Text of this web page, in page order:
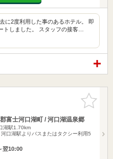
に2度利用した事のあるホテル。 即
トしました。 スタッフの接客…
お気に入
りに追加
富士河口湖町 / 河口湖温泉郷
湖駅1.70km
口湖駅よりバスまたはタクシー利用5
翌10:00